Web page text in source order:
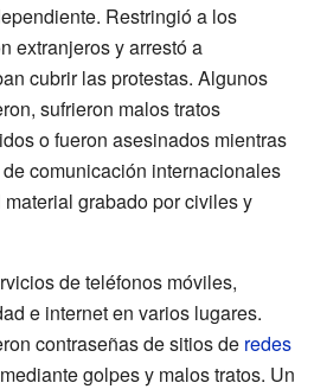
Restringió a los
extranjeros y arrestó a
cubrir las protestas. Algunos
sufrieron malos tratos
o fueron asesinados mientras
comunicación internacionales
grabado por civiles y
de teléfonos móviles,
e internet en varios lugares.
contraseñas de sitios de redes
golpes y malos tratos. Un